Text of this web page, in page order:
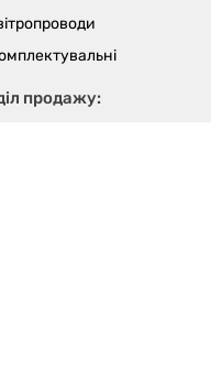
продажу: